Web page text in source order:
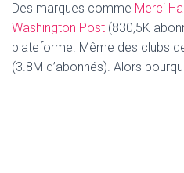
Des marques comme Merci
Washington Post (830,5K
plateforme. Même des clubs
(3.8M d’abonnés). Alors